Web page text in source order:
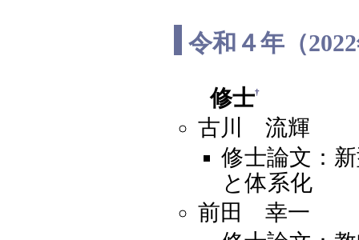
令和４年（
修士†
古川 流輝
修士論文：
と体系化
前田 幸一